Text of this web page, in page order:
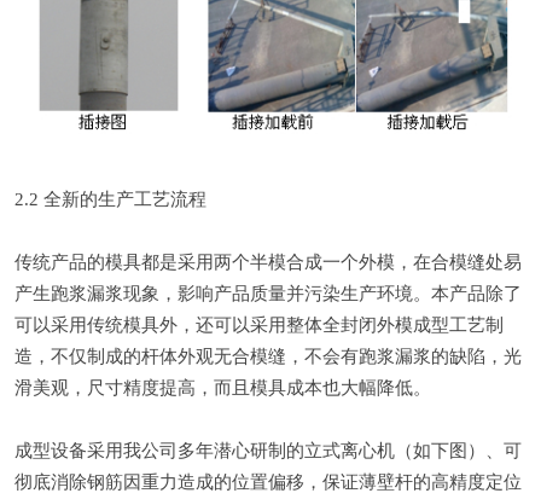
2.2 全新的生产工艺流程
传统产品的模具都是采用两个半模合成一个外模，在合模缝处易
产生跑浆漏浆现象，影响产品质量并污染生产环境。本产品除了
可以采用传统模具外，还可以采用整体全封闭外模成型工艺制
造，不仅制成的杆体外观无合模缝，不会有跑浆漏浆的缺陷，光
滑美观，尺寸精度提高，而且模具成本也大幅降低。
成型设备采用我公司多年潜心研制的立式离心机（如下图）、可
彻底消除钢筋因重力造成的位置偏移，保证薄壁杆的高精度定位